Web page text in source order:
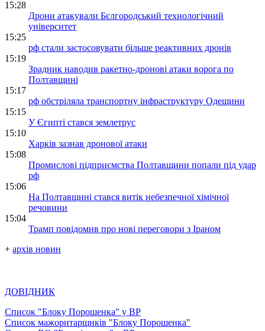
15:28
Дрони атакували Бєлгородський технологічний
університет
15:25
рф стали застосовувати більше реактивних дронів
15:19
Зрадник наводив ракетно-дронові атаки ворога по
Полтавщині
15:17
рф обстріляла транспортну інфраструктуру Одещини
15:15
У Єгипті стався землетрус
15:10
Харків зазнав дронової атаки
15:08
Промислові підприємства Полтавщини попали під удар
рф
15:06
На Полтавщині стався витік небезпечної хімічної
речовини
15:04
Трамп повідомив про нові переговори з Іраном
+ архів новин
ДОВІДНИК
Список "Блоку Порошенка" у ВР
Список мажоритарщиків "Блоку Порошенка"